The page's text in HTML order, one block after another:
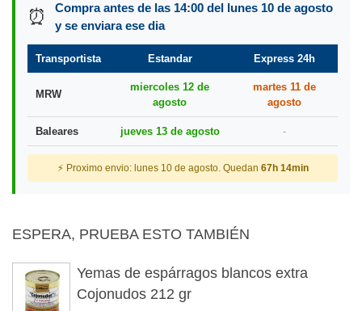
⏰
Compra antes de las 14:00 del lunes 10 de agosto
y se enviara ese dia
Transportista Estandar Express 24h
MRW
miercoles 12 de
agosto
martes 11 de
agosto
Baleares jueves 13 de agosto -
⚡ Proximo envio: lunes 10 de agosto. Quedan 67h 14min
ESPERA, PRUEBA ESTO TAMBIÉN
Yemas de espárragos blancos extra
Cojonudos 212 gr